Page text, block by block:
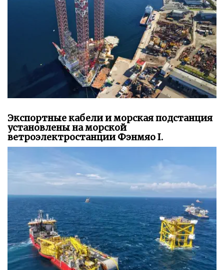
Экспортные кабели и морская подстанция
установлены на морской
ветроэлектростанции Фэнмяо I.